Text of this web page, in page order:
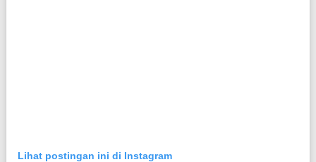
Lihat postingan ini di Instagram